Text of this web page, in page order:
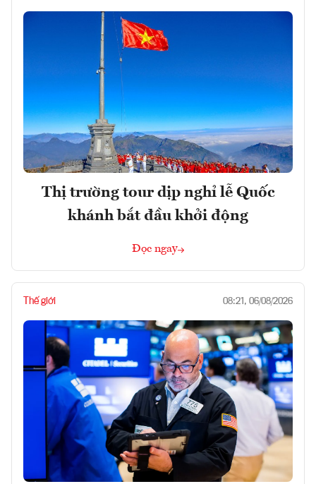
Thị trường tour dịp nghỉ lễ Quốc
khánh bắt đầu khởi động
Đọc ngay
Thế giới 08:21, 06/08/2026